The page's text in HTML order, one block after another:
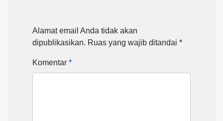
Alamat email Anda tidak akan
dipublikasikan. Ruas yang wajib ditandai *
Komentar *